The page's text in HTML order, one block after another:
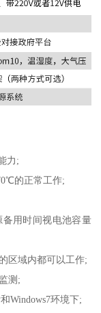
力;
的正常工作;
用时间视电池容量
区域内都可以工作;
测;
Windows7环境下;